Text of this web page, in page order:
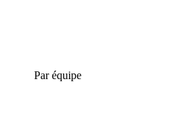
Par équipe